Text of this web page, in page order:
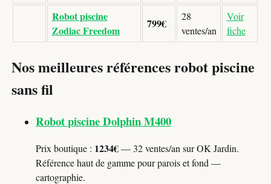
Robot piscine
Zodiac Freedom
799€
28
ventes/an
Voir
fiche
Nos meilleures références robot piscine
sans fil
Robot piscine Dolphin M400
Prix boutique : 1234€— 32 ventes/an sur OK Jardin.
Référence haut de gamme pour parois et fond —
cartographie.